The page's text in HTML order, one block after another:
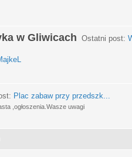
w Gliwicach Ostatni post:
Plac zabaw przy przedszk...
,ogłoszenia.Wasze uwagi